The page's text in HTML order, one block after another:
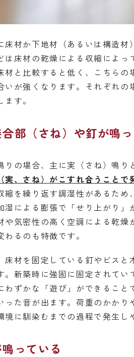
床材か下地材（あるいは構造
は床材の乾燥による収縮によ
材と比較すると低く、こちら
いが強くなります。それぞれ
す。
部（さね）や釘が鳴
りの場合、主に実（さね）鳴り
実、さね）がこすれ合うことで
縮を繰り返す調湿性があるため
湿による膨張で「せり上がり
や気密性の高く空調による乾
るのも特徴です。
床材を固定している釘やビス
。新築時に強固に固定されて
わずかな「遊び」ができること
った音が出ます。荷重のかか
境に馴染むまでの過程で発生し
っている